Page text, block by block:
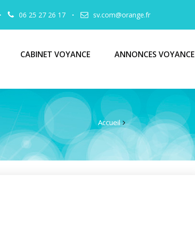
06 25 27 26 17 sv.com@orange.fr
CABINET VOYANCE ANNONCES VOYANCE
Accueil